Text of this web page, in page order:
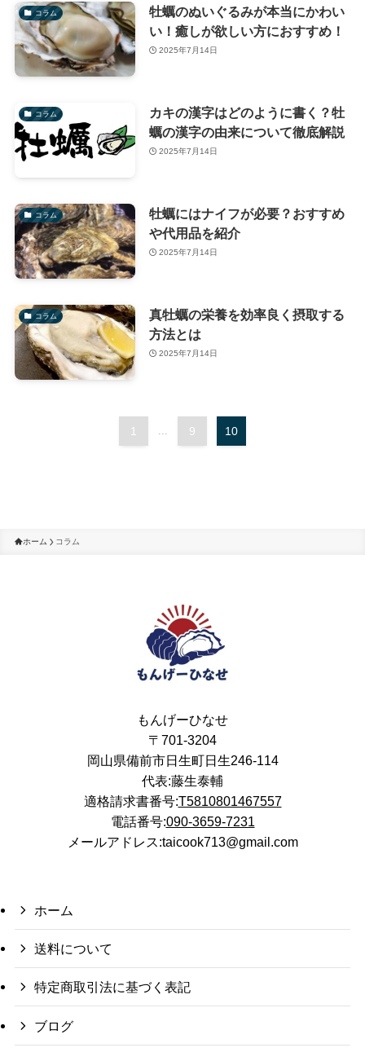
コラム
牡蠣のぬいぐるみが本当にかわい
い！癒しが欲しい方におすすめ！
2025年7月14日
コラム
カキの漢字はどのように書く？牡
蠣の漢字の由来について徹底解説
2025年7月14日
コラム
牡蠣にはナイフが必要？おすすめ
や代用品を紹介
2025年7月14日
コラム
真牡蠣の栄養を効率良く摂取する
方法とは
2025年7月14日
1 9 10
ホーム コラム
もんげーひなせ
〒701-3204
岡山県備前市日生町日生246-114
代表:藤生泰輔
適格請求書番号:T5810801467557
電話番号:090-3659-7231
メールアドレス:taicook713@gmail.com
ホーム
送料について
特定商取引法に基づく表記
ブログ